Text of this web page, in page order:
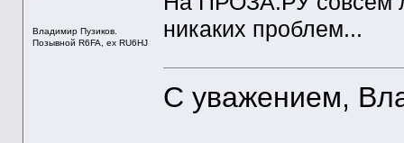
Владимир Пузиков.
Позывной R6FA, ex RU6HJ
никаких проблем...
С уважением,